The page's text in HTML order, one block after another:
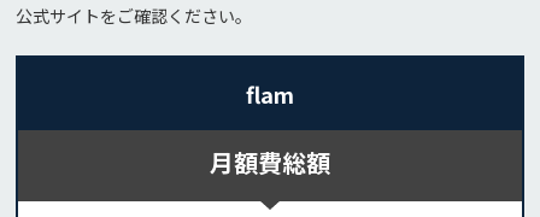
公式サイトをご確認ください。
flam
月額費総額